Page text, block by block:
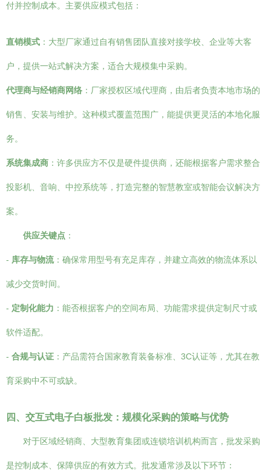
付并控制成本。主要供应模式包括：
直销模式 ：大型厂家通过自有销售团队直接对接学校、企业等大客
户，提供一站式解决方案，适合大规模集中采购。
代理商与经销商网络 ：厂家授权区域代理商，由后者负责本地市场的
销售、安装与维护。这种模式覆盖范围广，能提供更灵活的本地化服
务。
系统集成商 ：许多供应方不仅是硬件提供商，还能根据客户需求整合
投影机、音响、中控系统等，打造完整的智慧教室或智能会议解决方
案。
供应关键点 ：
- 库存与物流：确保常用型号有充足库存，并建立高效的物流体系以
减少交货时间。
- 定制化能力 ：能否根据客户的空间布局、功能需求提供定制尺寸或
软件适配。
- 合规与认证 ：产品需符合国家教育装备标准、3C认证等，尤其在教
育采购中不可或缺。
四、交互式电子白板批发：规模化采购的策略与优势
对于区域经销商、大型教育集团或连锁培训机构而言，批发采购
是控制成本、保障供应的有效方式。批发通常涉及以下环节：